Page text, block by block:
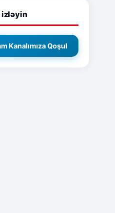
izləyin
Kanalımıza Qoşul